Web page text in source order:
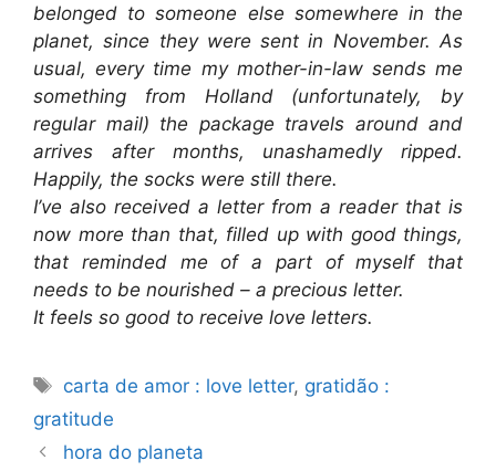
belonged to someone else somewhere in the
planet, since they were sent in November. As
usual, every time my mother-in-law sends me
something from Holland (unfortunately, by
regular mail) the package travels around and
arrives after months, unashamedly ripped.
Happily, the socks were still there.
I’ve also received a letter from a reader that is
now more than that, filled up with good things,
that reminded me of a part of myself that
needs to be nourished – a precious letter.
It feels so good to receive love letters.
Etiquetas
carta de amor : love letter, gratidão :
gratitude
hora do planeta